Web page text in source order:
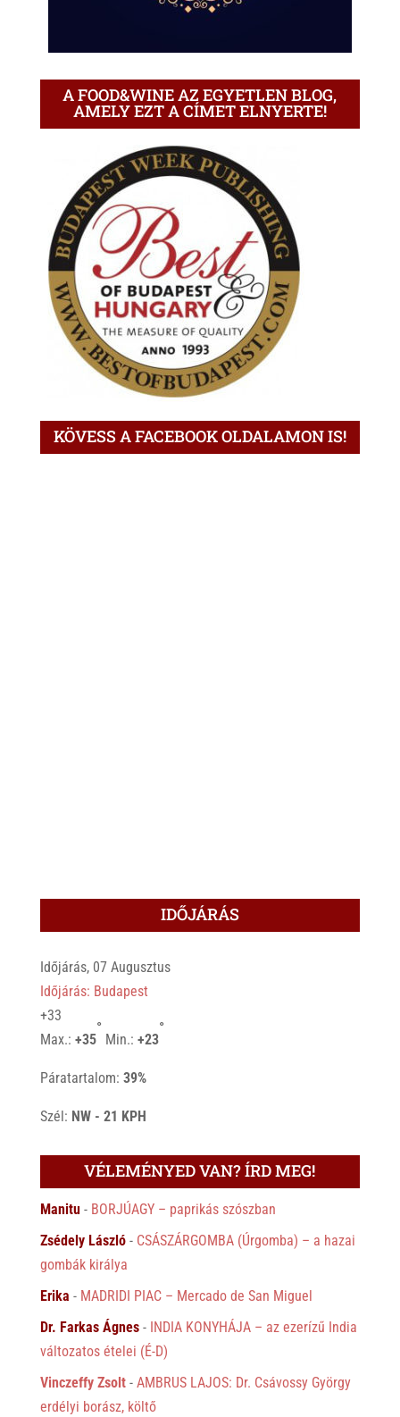
A FOOD&WINE AZ EGYETLEN BLOG,
AMELY EZT A CÍMET ELNYERTE!
KÖVESS A FACEBOOK OLDALAMON IS!
IDŐJÁRÁS
Időjárás, 07 Augusztus
Időjárás: Budapest
+33
Max.: +35
°
Min.: +23
°
Páratartalom: 39%
Szél: NW - 21 KPH
VÉLEMÉNYED VAN? ÍRD MEG!
Manitu- BORJÚAGY – paprikás szószban
Zsédely László- CSÁSZÁRGOMBA (Úrgomba) – a hazai
gombák királya
Erika - MADRIDI PIAC – Mercado de San Miguel
Dr. Farkas Ágnes- INDIA KONYHÁJA – az ezerízű India
változatos ételei (É-D)
Vinczeffy Zsolt- AMBRUS LAJOS: Dr. Csávossy György
erdélyi borász, költő